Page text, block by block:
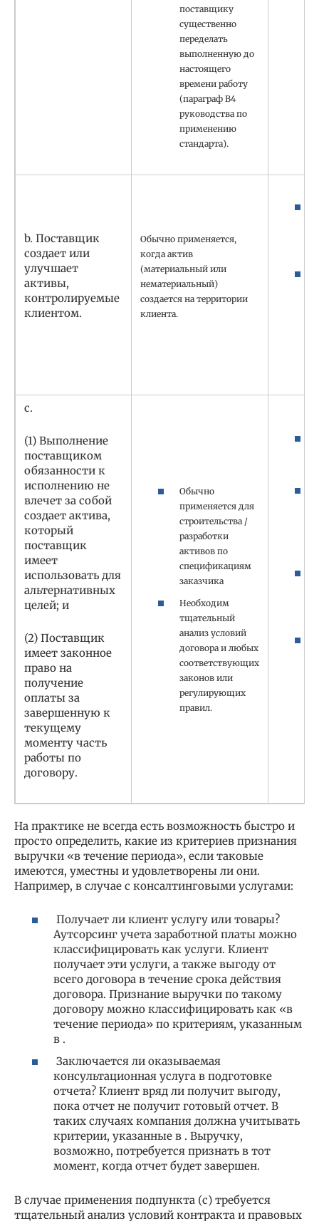
поставщику
существенно
переделать
выполненную до
настоящего
времени работу
(параграф B4
руководства по
применению
стандарта).
b. Поставщик
создает или
улучшает
активы,
контролируемые
клиентом.
Обычно применяется,
когда актив
(материальный или
нематериальный)
создается на территории
клиента.
c.
(1) Выполнение
поставщиком
обязанности к
исполнению не
влечет за собой
создает актива,
который
поставщик
имеет
использовать для
альтернативных
целей; и
(2) Поставщик
имеет законное
право на
получение
оплаты за
завершенную к
текущему
моменту часть
работы по
договору.
Обычно
применяется для
строительства /
разработки
активов по
спецификациям
заказчика
Необходим
тщательный
анализ условий
договора и любых
соответствующих
законов или
регулирующих
правил.
На практике не всегда есть возможность быстро и
просто определить, какие из критериев признания
выручки «в течение периода», если таковые
имеются, уместны и удовлетворены ли они.
Например, в случае с консалтинговыми услугами:
Получает ли клиент услугу или товары?
Аутсорсинг учета заработной платы можно
классифицировать как услуги. Клиент
получает эти услуги, а также выгоду от
всего договора в течение срока действия
договора. Признание выручки по такому
договору можно классифицировать как «в
течение периода» по критериям, указанным
в .
Заключается ли оказываемая
консультационная услуга в подготовке
отчета? Клиент вряд ли получит выгоду,
пока отчет не получит готовый отчет. В
таких случаях компания должна учитывать
критерии, указанные в . Выручку,
возможно, потребуется признать в тот
момент, когда отчет будет завершен.
В случае применения подпункта (c) требуется
тщательный анализ условий контракта и правовых